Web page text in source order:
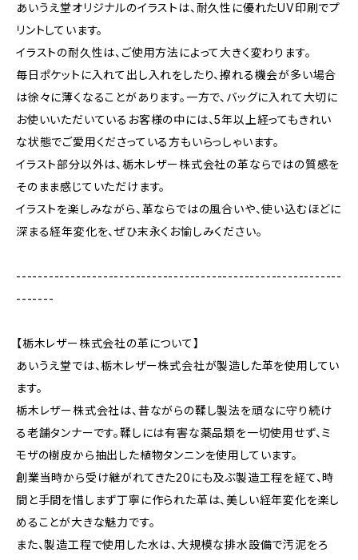
あいうえ堂オリジナルのイラストは、耐久性に優れたUV印刷でプ
リントしています。
イラストの耐久性は、ご使用方法によって大きく変わります。
毎日ポケットに入れて出し入れをしたり、擦れる機会が多い場合
は徐々に薄くなることがあります。一方で、バッグに入れて大切に
お使いいただいているお客様の中には、5年以上経ってもきれい
な状態でご愛用くださっている方もいらっしゃいます。
イラスト部分以外は、栃木レザー株式会社の革ならではの質感を
そのまま感じていただけます。
イラストを楽しみながら、革ならではの風合いや、使い込むほどに
深まる経年変化を、ぜひ末永くお愉しみください。
------------------------------------------------------------
-------
【栃木レザー株式会社の革について】
あいうえ堂では、栃木レザー株式会社が製造した革を使用してい
ます。
栃木レザー株式会社は、昔ながらの鞣し製法を頑なに守り続け
る老舗タンナーです。鞣しには有害な薬品類を一切使用せず、ミ
モザの樹皮から抽出した植物タンニンを使用しています。
創業当時から受け継がれてきた20にも及ぶ製造工程を経て、時
間と手間を惜しまず丁寧に作られた革は、美しい経年変化を楽し
めることが大きな魅力です。
また、製造工程で使用した水は、大規模な排水設備で汚泥をろ